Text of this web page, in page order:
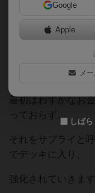
ボードゲームより
知名度が高く一度
最初はわずかなお
っておらず、
それをサプライと
でデッキに入り、
強化されていきます
Google
Apple
メ
しば